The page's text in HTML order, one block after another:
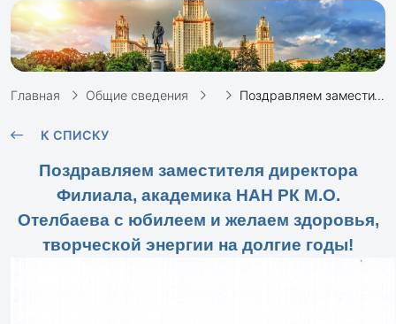
Главная Общие сведения Поздравляем заместителя директора Филиала, академика НАН РК М.О. Отелбаева с юбилеем и желаем здоровья, творческой энергии на долгие годы!
К СПИСКУ
Поздравляем заместителя директора
Филиала, академика НАН РК М.О.
Отелбаева с юбилеем и желаем здоровья,
творческой энергии на долгие годы!